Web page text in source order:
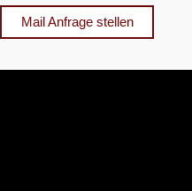
€10.900,00€7.900,00.
Mail Anfrage stellen